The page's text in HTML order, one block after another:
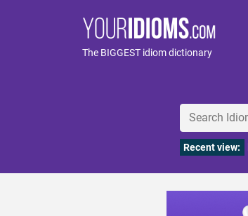
The BIGGEST idiom dictionary
Recent view: